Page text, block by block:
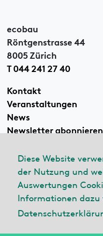
Diese Website
der Nutzung und
Auswertungen
Informationen dazu
ecobau
Röntgenstrasse 44
8005 Zürich
T 044 241 27 40
Kontakt
Veranstaltungen
News
Newsletter abonnieren
Linkedin
© 2026 ecobau